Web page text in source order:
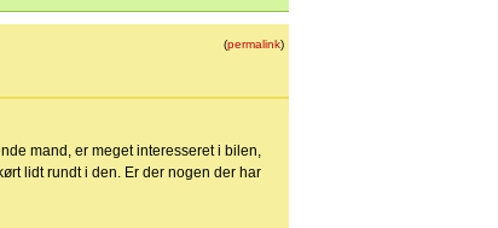
(permalink)
mand, er meget interesseret i bilen,
lidt rundt i den. Er der nogen der har